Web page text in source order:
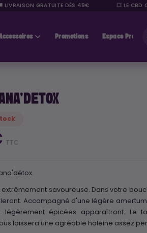
GRATUITE DÈS 49€ 💥 LE CBD QUI
Promotions Espace Pros
TTC
savoureuse. Dans votre
Accompagné d'une légère
légèrement épicées apparaîtront. Le
laissera une agréable haleine assez